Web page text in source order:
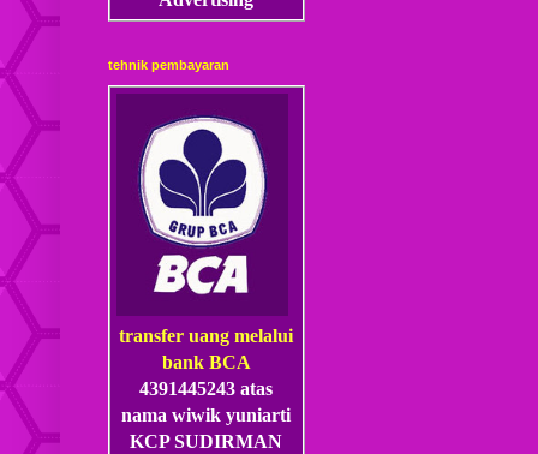
tehnik pembayaran
transfer uang melalui
bank BCA
4391445243 atas
nama wiwik yuniarti
KCP SUDIRMAN